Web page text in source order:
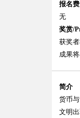
报名
无
奖赏/
获奖
成果
简介
货币
文明